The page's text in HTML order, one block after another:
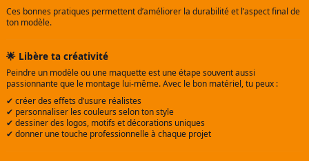
Ces bonnes pratiques permettent d’améliorer la durabilité et l’aspect final de
ton modèle.
🌟 Libère ta créativité
Peindre un modèle ou une maquette est une étape souvent aussi
passionnante que le montage lui-même. Avec le bon matériel, tu peux :
✔ créer des effets d’usure réalistes
✔ personnaliser les couleurs selon ton style
✔ dessiner des logos, motifs et décorations uniques
✔ donner une touche professionnelle à chaque projet